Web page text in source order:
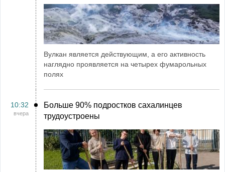
Вулкан является действующим, а его активность
наглядно проявляется на четырех фумарольных
полях
10:32
вчера
Больше 90% подростков сахалинцев
трудоустроены